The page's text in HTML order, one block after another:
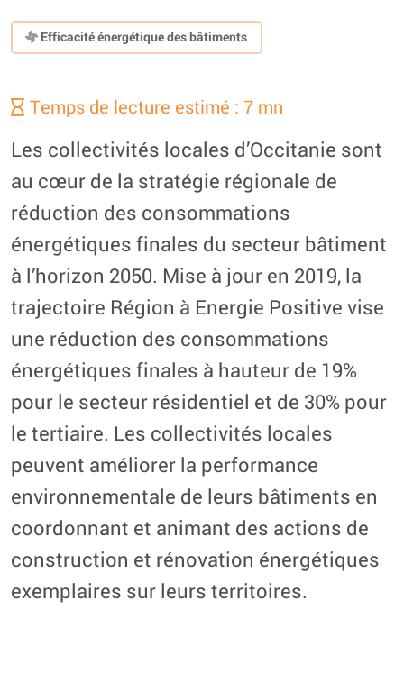
Efficacité énergétique des bâtiments
Temps de lecture estimé : 7 mn
Les collectivités locales d’Occitanie sont
au cœur de la stratégie régionale de
réduction des consommations
énergétiques finales du secteur bâtiment
à l’horizon 2050. Mise à jour en 2019, la
trajectoire Région à Energie Positive vise
une réduction des consommations
énergétiques finales à hauteur de 19%
pour le secteur résidentiel et de 30% pour
le tertiaire. Les collectivités locales
peuvent améliorer la performance
environnementale de leurs bâtiments en
coordonnant et animant des actions de
construction et rénovation énergétiques
exemplaires sur leurs territoires.